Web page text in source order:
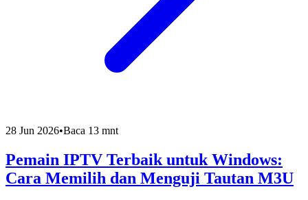
28 Jun 2026•Baca 13 mnt
Pemain IPTV Terbaik untuk Windows:
Cara Memilih dan Menguji Tautan M3U